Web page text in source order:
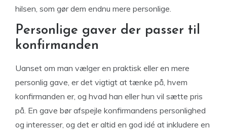
hilsen, som gør dem endnu mere personlige.
Personlige gaver der passer til
konfirmanden
Uanset om man vælger en praktisk eller en mere
personlig gave, er det vigtigt at tænke på, hvem
konfirmanden er, og hvad han eller hun vil sætte pris
på. En gave bør afspejle konfirmandens personlighed
og interesser, og det er altid en god idé at inkludere en